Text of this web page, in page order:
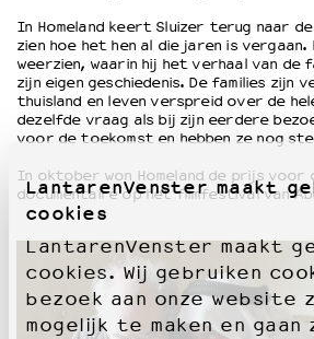
LantarenVenster maakt
cookies
LantarenVenster maakt
cookies. Wij gebruiken
bezoek aan onze website
mogelijk te maken en gaan
Partners
Huisregels
Privacyverklaring
Integriteits- en gedragscode
Duurzaamheid
Culturele boycot Israël
Ruimte voor artistieke vrijheid – VNPF
In Homeland keert Sluizer terug naar
zien hoe het hen al die jaren is vergaan.
weerzien, waarin hij het verhaal van de
zijn eigen geschiedenis. De families zijn
thuisland en leven verspreid over de
dezelfde vraag als bij zijn eerdere
voor de toekomst en hebben ze nog
In oktober won Homeland de prijs voor
documentaire op het filmfestival van